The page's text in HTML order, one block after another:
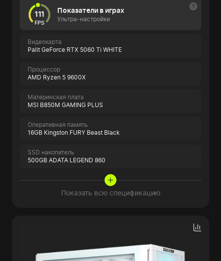
111
FPS
Показатели в играх
Ультра-настройки
Видеокарта
Palit GeForce RTX 5060 Ti WHITE
Процессор
AMD Ryzen 5 9600X
Материнская плата
MSI B850M GAMING PLUS
Оперативная память
16GB Kingston FURY Beast Black
SSD накопитель
500GB ADATA LEGEND 860
Показать всю спецификацию